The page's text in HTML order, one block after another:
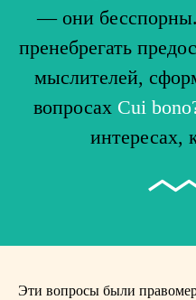
— они
пренебрегать
мыслителей,
вопросах Cui
интересах,
Эти вопросы были